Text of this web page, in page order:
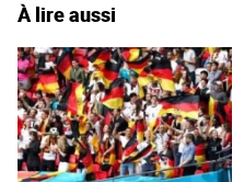
À lire aussi